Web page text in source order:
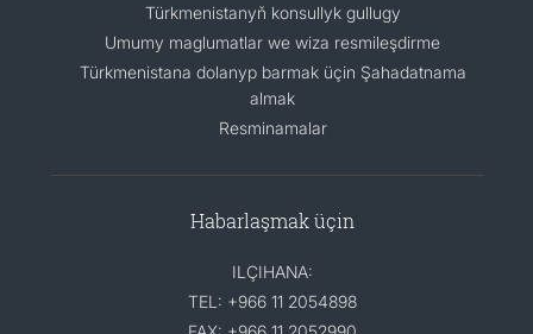
Türkmenistanyň konsullyk gullugy
Umumy maglumatlar we wiza resmileşdirme
Türkmenistana dolanyp barmak üçin Şahadatnama
almak
Resminamalar
Habarlaşmak üçin
ILÇIHANA:
TEL: +966 11 2054898